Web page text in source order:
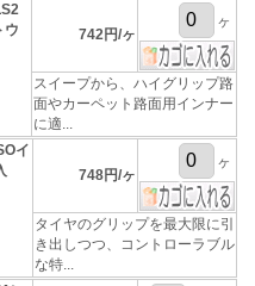
ウ
742円/ヶ
ヶ
スイープから、ハイグリップ路
面やカーペット路面用インナー
に適...
イ
748円/ヶ
ヶ
タイヤのグリップを最大限に引
き出しつつ、コントローラブル
な特...